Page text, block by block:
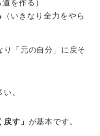
道を作る）
（いきなり全力をやら
り「元の自分」に戻そ
。
戻す」 が基本です。